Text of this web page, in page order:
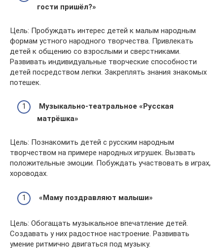
гости пришёл?»
Цель: Пробуждать интерес детей к малым народным
формам устного народного творчества. Привлекать
детей к общению со взрослыми и сверстниками.
Развивать индивидуальные творческие способности
детей посредством лепки. Закреплять знания знакомых
потешек.
Музыкально-театральное «Русская
матрёшка»
Цель: Познакомить детей с русским народным
творчеством на примере народных игрушек. Вызвать
положительные эмоции. Побуждать участвовать в играх,
хороводах.
«Маму поздравляют малыши»
Цель: Обогащать музыкальное впечатление детей.
Создавать у них радостное настроение. Развивать
умение ритмично двигаться под музыку.